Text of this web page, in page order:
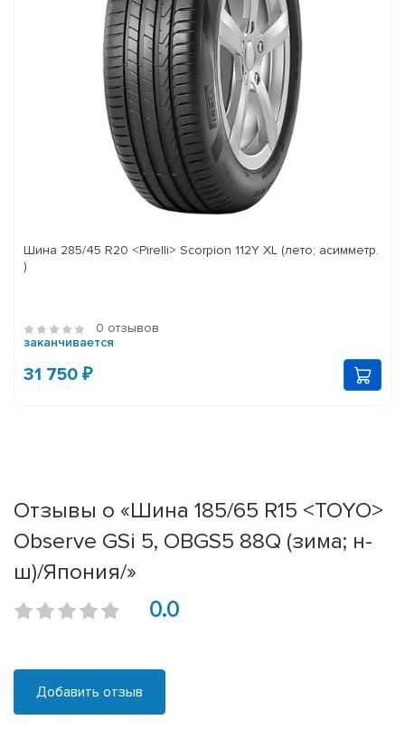
Шина 285/45 R20 <Pirelli> Scorpion 112Y XL (лето; асимметр.
)
0 отзывов
заканчивается
31 750 ₽
Отзывы о «Шина 185/65 R15 <TOYO>
Observe GSi 5, OBGS5 88Q (зима; н-
ш)/Япония/»
0.0
Добавить отзыв